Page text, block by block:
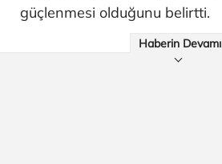
güçlenmesi olduğunu belirtti.
Haberin Devamı